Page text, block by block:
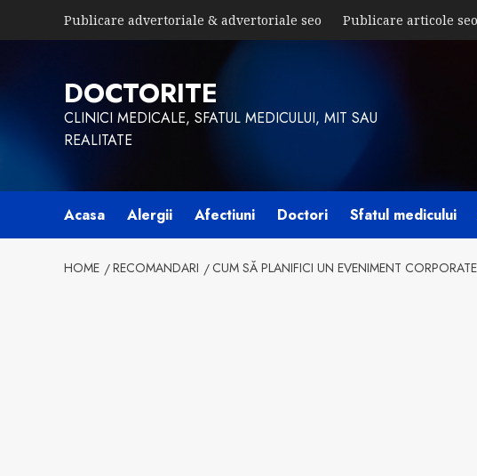
Publicare advertoriale & advertoriale seo Publicare articole seo
DOCTORITE
CLINICI MEDICALE, SFATUL MEDICULUI, MIT SAU
REALITATE
Acasa Alergii Afectiuni Doctori Sfatul medicului
HOME RECOMANDARI CUM SĂ PLANIFICI UN EVENIMENT